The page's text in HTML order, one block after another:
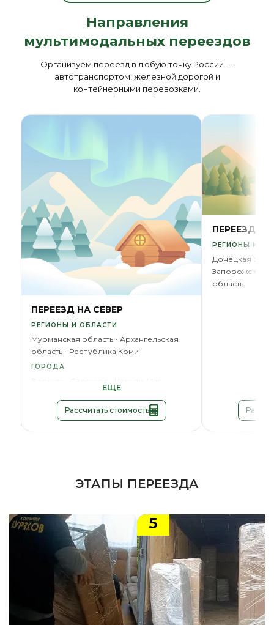
Направления
мультимодальных переездов
Организуем переезд в любую точку России —
автотранспортом, железной дорогой и
контейнерными перевозками.
ПЕРЕЕЗД НА СЕВЕР
РЕГИОНЫ И ОБЛАСТИ
Мурманская область
Архангельская
область
Республика Коми
ГОРОДА
Воркута Нарьян-Мар
ЕЩЕ
Рассчитать стоимость
ПЕРЕЕЗД В
РЕГИОНЫ И
Донецкая
Запорожская
область
ЭТАПЫ ПЕРЕЕЗДА
5